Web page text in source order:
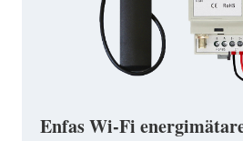
Enfas Wi-Fi